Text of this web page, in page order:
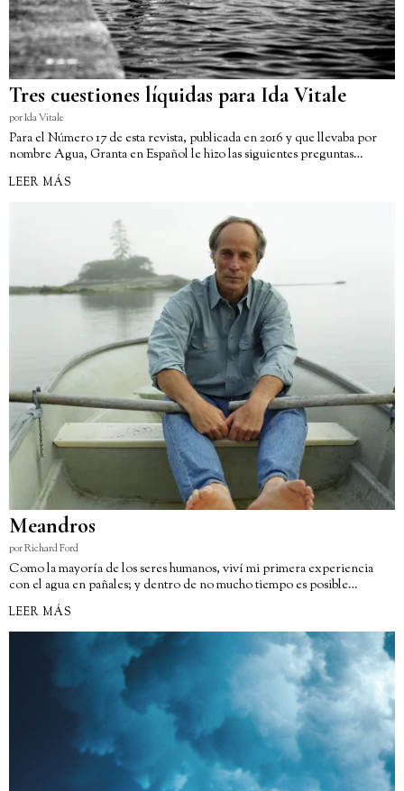
Tres cuestiones líquidas para Ida Vitale
porIda Vitale
Para el Número 17 de esta revista, publicada en 2016 y que llevaba por
nombre Agua, Granta en Español le hizo las siguientes preguntas…
LEER MÁS
Meandros
porRichard Ford
Como la mayoría de los seres humanos, viví mi primera experiencia
con el agua en pañales; y dentro de no mucho tiempo es posible…
LEER MÁS